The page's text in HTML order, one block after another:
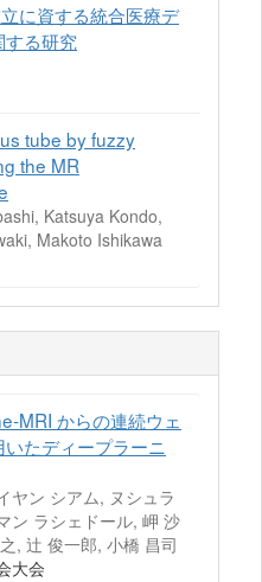
に資する統合医療デ
する研究
tube by fuzzy
the MR
Katsuya Kondo,
Makoto Ishikawa
MRI からの連続ウェ
たディープラーニ
ヤン シアム, ヌシュラ
ン ラシェドール, 岬 沙
, 辻 俊一郎, 小橋 昌司
大会